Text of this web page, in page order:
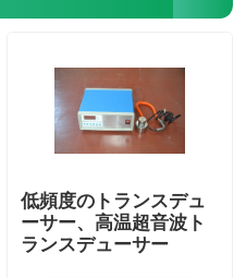
低頻度のトランスデュ
ーサー、高温超音波ト
ランスデューサー